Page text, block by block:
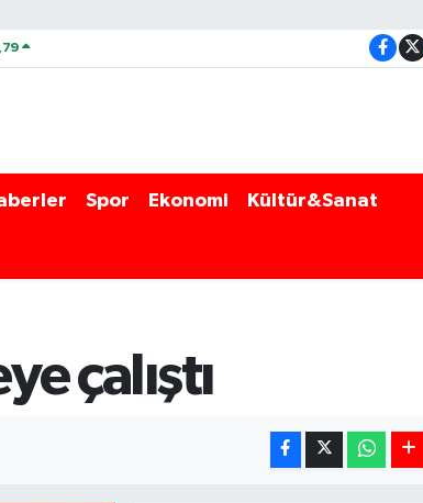
Spor Ekonomi Kültür&Sanat
çalıştı